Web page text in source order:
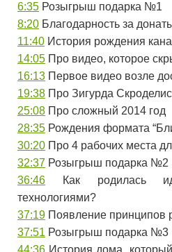
6:35 ​ Розыгрыш подарка №1
8:20 Благодарность за
11:40
История рождения
14:05
Про видео, которое
16:13
Первое видео возле
19:38
Про Зигурда
25:08 ​ Про сложный 2014 год
28:35
Рождения формата
30:20
Про 4 рабочих места
32:37 ​ Розыгрыш подарка №2
36:46
Как родилась
технологиями?
37:19
Появление
37:51 ​ Розыгрыш подарка №3
44:36
История дома,